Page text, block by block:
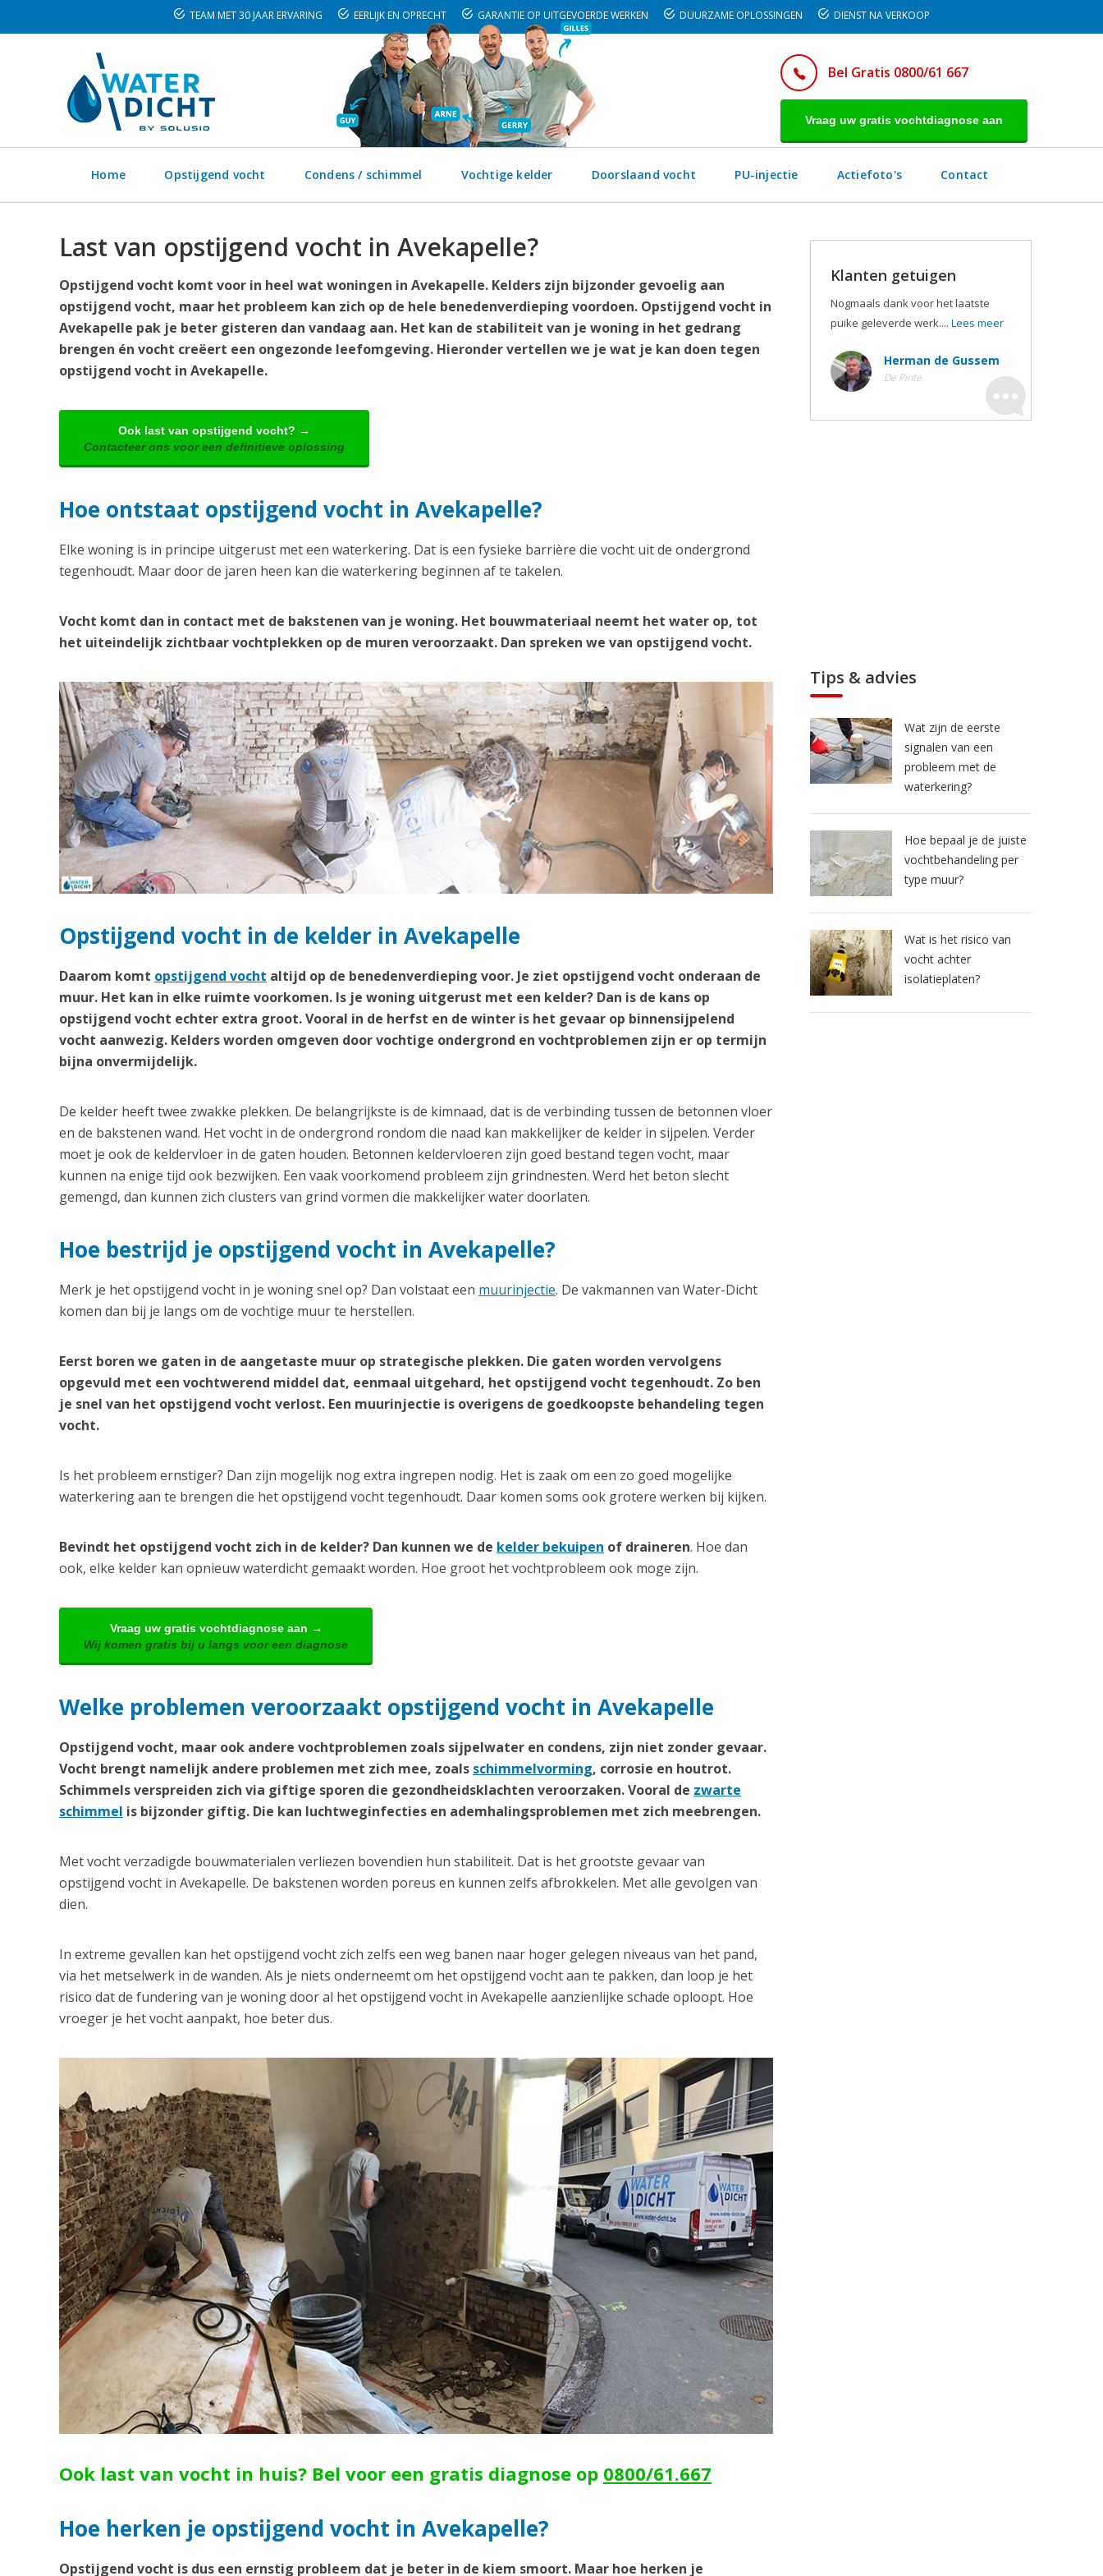
TEAM MET 30 JAAR ERVARING EERLIJK EN OPRECHT GARANTIE OP UITGEVOERDE WERKEN DUURZAME OPLOSSINGEN DIENST NA VERKOOP
Bel Gratis 0800/61 667
Vraag uw gratis vochtdiagnose aan
Home Opstijgend vocht Condens / schimmel Vochtige kelder Doorslaand vocht PU-injectie Actiefoto's Contact
Last van opstijgend vocht in Avekapelle?
Opstijgend vocht komt voor in heel wat woningen in Avekapelle. Kelders zijn bijzonder gevoelig aan
opstijgend vocht, maar het probleem kan zich op de hele benedenverdieping voordoen. Opstijgend vocht in
Avekapelle pak je beter gisteren dan vandaag aan. Het kan de stabiliteit van je woning in het gedrang
brengen én vocht creëert een ongezonde leefomgeving. Hieronder vertellen we je wat je kan doen tegen
opstijgend vocht in Avekapelle.
Ook last van opstijgend vocht? →
Contacteer ons voor een definitieve oplossing
Hoe ontstaat opstijgend vocht in Avekapelle?
Elke woning is in principe uitgerust met een waterkering. Dat is een fysieke barrière die vocht uit de ondergrond
tegenhoudt. Maar door de jaren heen kan die waterkering beginnen af te takelen.
Vocht komt dan in contact met de bakstenen van je woning. Het bouwmateriaal neemt het water op, tot
het uiteindelijk zichtbaar vochtplekken op de muren veroorzaakt. Dan spreken we van opstijgend vocht.
Opstijgend vocht in de kelder in Avekapelle
Daarom komt opstijgend vocht altijd op de benedenverdieping voor. Je ziet opstijgend vocht onderaan de
muur. Het kan in elke ruimte voorkomen. Is je woning uitgerust met een kelder? Dan is de kans op
opstijgend vocht echter extra groot. Vooral in de herfst en de winter is het gevaar op binnensijpelend
vocht aanwezig. Kelders worden omgeven door vochtige ondergrond en vochtproblemen zijn er op termijn
bijna onvermijdelijk.
De kelder heeft twee zwakke plekken. De belangrijkste is de kimnaad, dat is de verbinding tussen de betonnen vloer
en de bakstenen wand. Het vocht in de ondergrond rondom die naad kan makkelijker de kelder in sijpelen. Verder
moet je ook de keldervloer in de gaten houden. Betonnen keldervloeren zijn goed bestand tegen vocht, maar
kunnen na enige tijd ook bezwijken. Een vaak voorkomend probleem zijn grindnesten. Werd het beton slecht
gemengd, dan kunnen zich clusters van grind vormen die makkelijker water doorlaten.
Hoe bestrijd je opstijgend vocht in Avekapelle?
Merk je het opstijgend vocht in je woning snel op? Dan volstaat een muurinjectie. De vakmannen van Water-Dicht
komen dan bij je langs om de vochtige muur te herstellen.
Eerst boren we gaten in de aangetaste muur op strategische plekken. Die gaten worden vervolgens
opgevuld met een vochtwerend middel dat, eenmaal uitgehard, het opstijgend vocht tegenhoudt. Zo ben
je snel van het opstijgend vocht verlost. Een muurinjectie is overigens de goedkoopste behandeling tegen
vocht.
Is het probleem ernstiger? Dan zijn mogelijk nog extra ingrepen nodig. Het is zaak om een zo goed mogelijke
waterkering aan te brengen die het opstijgend vocht tegenhoudt. Daar komen soms ook grotere werken bij kijken.
Bevindt het opstijgend vocht zich in de kelder? Dan kunnen we de kelder bekuipen of draineren. Hoe dan
ook, elke kelder kan opnieuw waterdicht gemaakt worden. Hoe groot het vochtprobleem ook moge zijn.
Vraag uw gratis vochtdiagnose aan →
Wij komen gratis bij u langs voor een diagnose
Welke problemen veroorzaakt opstijgend vocht in Avekapelle
Opstijgend vocht, maar ook andere vochtproblemen zoals sijpelwater en condens, zijn niet zonder gevaar.
Vocht brengt namelijk andere problemen met zich mee, zoals schimmelvorming, corrosie en houtrot.
Schimmels verspreiden zich via giftige sporen die gezondheidsklachten veroorzaken. Vooral de zwarte
schimmel is bijzonder giftig. Die kan luchtweginfecties en ademhalingsproblemen met zich meebrengen.
Met vocht verzadigde bouwmaterialen verliezen bovendien hun stabiliteit. Dat is het grootste gevaar van
opstijgend vocht in Avekapelle. De bakstenen worden poreus en kunnen zelfs afbrokkelen. Met alle gevolgen van
dien.
In extreme gevallen kan het opstijgend vocht zich zelfs een weg banen naar hoger gelegen niveaus van het pand,
via het metselwerk in de wanden. Als je niets onderneemt om het opstijgend vocht aan te pakken, dan loop je het
risico dat de fundering van je woning door al het opstijgend vocht in Avekapelle aanzienlijke schade oploopt. Hoe
vroeger je het vocht aanpakt, hoe beter dus.
Ook last van vocht in huis? Bel voor een gratis diagnose op 0800/61.667
Hoe herken je opstijgend vocht in Avekapelle?
Opstijgend vocht is dus een ernstig probleem dat je beter in de kiem smoort. Maar hoe herken je
Klanten getuigen
Nogmaals dank voor het laatste
puike geleverde werk.... Lees meer
Herman de Gussem
De Pinte
Tips & advies
Wat zijn de eerste
signalen van een
probleem met de
waterkering?
Hoe bepaal je de juiste
vochtbehandeling per
type muur?
Wat is het risico van
vocht achter
isolatieplaten?